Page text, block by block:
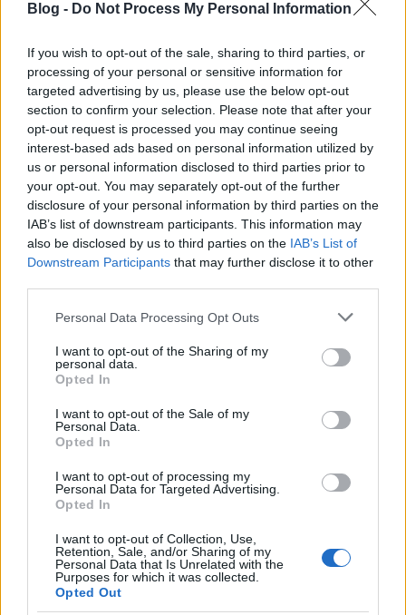
Blog - Do Not Process My Personal Information
If you wish to opt-out of the sale, sharing to third parties, or
processing of your personal or sensitive information for
targeted advertising by us, please use the below opt-out
section to confirm your selection. Please note that after your
opt-out request is processed you may continue seeing
interest-based ads based on personal information utilized by
us or personal information disclosed to third parties prior to
your opt-out. You may separately opt-out of the further
disclosure of your personal information by third parties on the
IAB’s list of downstream participants. This information may
also be disclosed by us to third parties on the IAB’s List of
Downstream Participants that may further disclose it to other
Please note that this website/app uses one or more Google
not limited to your visit or usage behaviour. You may click to
grant or deny consent to Google and its third-party tags to
use your data for below specified purposes in below Google
consent section.
Personal Data Processing Opt Outs
I want to opt-out of the Sharing of my
personal data.
Opted In
I want to opt-out of the Sale of my
Personal Data.
Opted In
I want to opt-out of processing my
Personal Data for Targeted Advertising.
Opted In
I want to opt-out of Collection, Use,
Retention, Sale, and/or Sharing of my
Personal Data that Is Unrelated with the
Purposes for which it was collected.
Opted Out
jelent meg a SPEAK & SPELL!
Szigi. 2025. november 06.
Sakkfigura számcímekből - ma 43
éve jelent meg a Speak & Spell!
2024. november 06.
És azt tudtátok, hogy a Speak And Spell hátsó
kiegészítve - szándékosan ad ki egy király figurát
ábrázoló sakkbábu képét? Az ötletes megoldás a
Stiff Records egyik elismert tervezőjének, Barney
Bubbles-nek a nevéhez fűződik. Ma 43 éve jelent